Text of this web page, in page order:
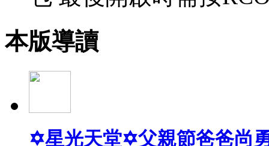
本版導讀
✡星光天堂✡父親節爸爸尚